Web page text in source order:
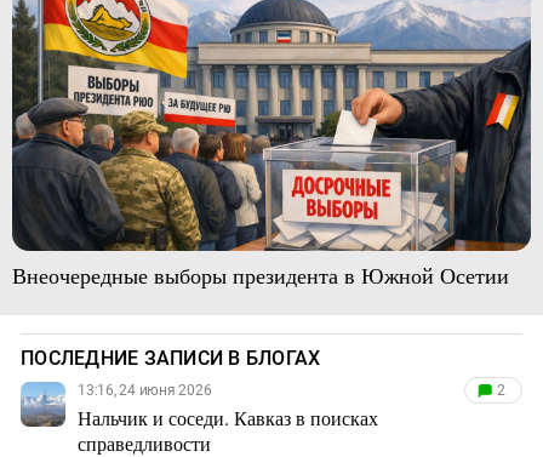
Внеочередные выборы президента в Южной Осетии
ПОСЛЕДНИЕ ЗАПИСИ В БЛОГАХ
13:16, 24 июня 2026
Нальчик и соседи. Кавказ в поисках
справедливости
2